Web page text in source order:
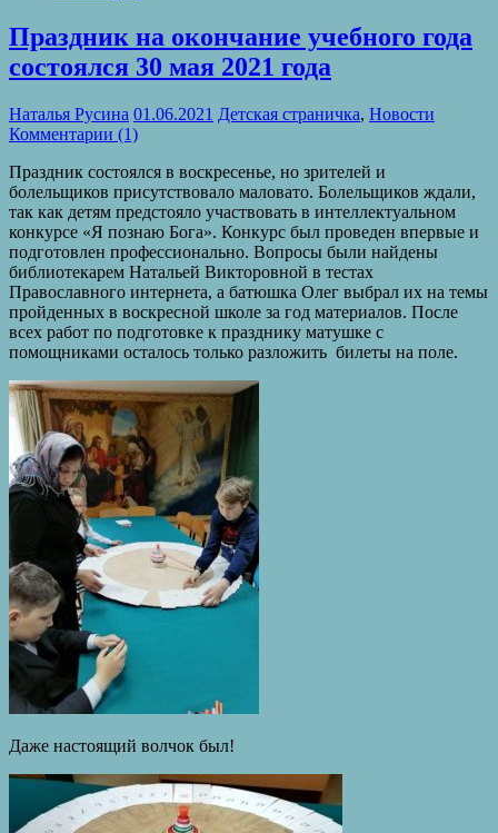
Праздник на окончание учебного года
состоялся 30 мая 2021 года
Наталья Русина 01.06.2021 Детская страничка, Новости
Комментарии (1)
Праздник состоялся в воскресенье, но зрителей и
болельщиков присутствовало маловато. Болельщиков ждали,
так как детям предстояло участвовать в интеллектуальном
конкурсе «Я познаю Бога». Конкурс был проведен впервые и
подготовлен профессионально. Вопросы были найдены
библиотекарем Натальей Викторовной в тестах
Православного интернета, а батюшка Олег выбрал их на темы
пройденных в воскресной школе за год материалов. После
всех работ по подготовке к празднику матушке с
помощниками осталось только разложить билеты на поле.
Даже настоящий волчок был!